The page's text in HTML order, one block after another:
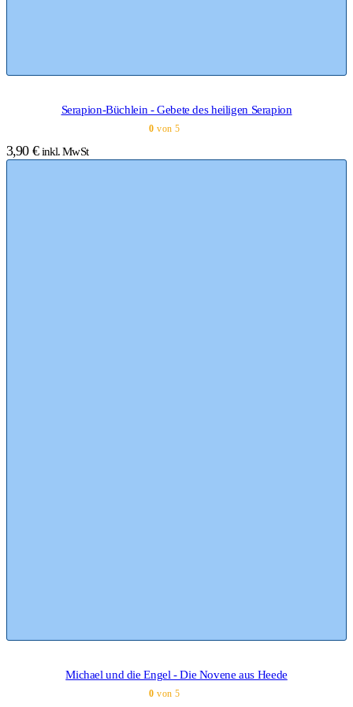
Serapion-Büchlein - Gebete des heiligen Serapion
0 von 5
3,90 € inkl. MwSt
Michael und die Engel - Die Novene aus Heede
0 von 5